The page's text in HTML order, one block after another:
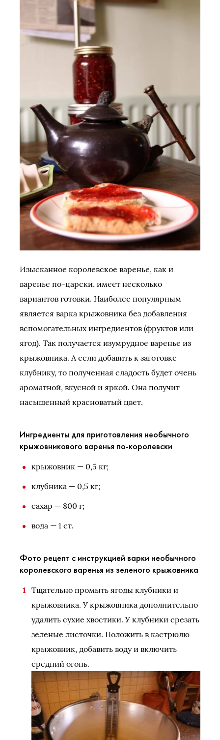
Изысканное королевское варенье, как и
варенье по-царски, имеет несколько
вариантов готовки. Наиболее популярным
является варка крыжовника без добавления
вспомогательных ингредиентов (фруктов или
ягод). Так получается изумрудное варенье из
крыжовника. А если добавить к заготовке
клубнику, то полученная сладость будет очень
ароматной, вкусной и яркой. Она получит
насыщенный красноватый цвет.
Ингредиенты для приготовления необычного
крыжовникового варенья по-королевски
крыжовник — 0,5 кг;
клубника — 0,5 кг;
сахар — 800 г;
вода — 1 ст.
Фото рецепт с инструкцией варки необычного
королевского варенья из зеленого крыжовника
Тщательно промыть ягоды клубники и
крыжовника. У крыжовника дополнительно
удалить сухие хвостики. У клубники срезать
зеленые листочки. Положить в кастрюлю
крыжовник, добавить воду и включить
средний огонь.